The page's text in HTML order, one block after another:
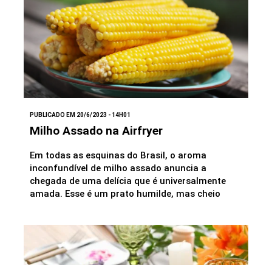
PUBLICADO EM 20/6/2023 - 14H01
Milho Assado na Airfryer
Em todas as esquinas do Brasil, o aroma
inconfundível de milho assado anuncia a
chegada de uma delícia que é universalmente
amada. Esse é um prato humilde, mas cheio